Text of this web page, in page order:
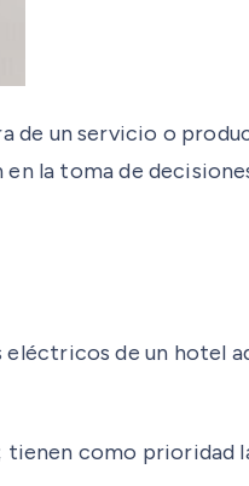
de un servicio o
la toma de
de un hotel
como prioridad